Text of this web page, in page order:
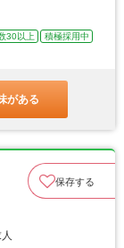
30以上
積極採用中
がある
保存する